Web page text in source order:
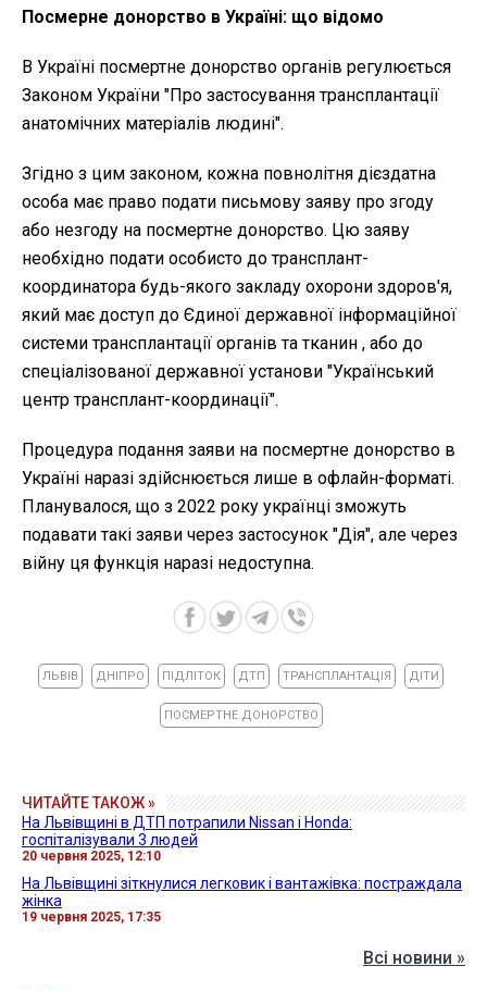
Посмерне донорство в Україні: що відомо
В Україні посмертне донорство органів регулюється
Законом України "Про застосування трансплантації
анатомічних матеріалів людині".
Згідно з цим законом, кожна повнолітня дієздатна
особа має право подати письмову заяву про згоду
або незгоду на посмертне донорство. Цю заяву
необхідно подати особисто до трансплант-
координатора будь-якого закладу охорони здоров'я,
який має доступ до Єдиної державної інформаційної
системи трансплантації органів та тканин , або до
спеціалізованої державної установи "Український
центр трансплант-координації".
Процедура подання заяви на посмертне донорство в
Україні наразі здійснюється лише в офлайн-форматі.
Планувалося, що з 2022 року українці зможуть
подавати такі заяви через застосунок "Дія", але через
війну ця функція наразі недоступна.
ЛЬВІВ ДНІПРО ПІДЛІТОК ДТП ТРАНСПЛАНТАЦІЯ ДІТИ
ПОСМЕРТНЕ ДОНОРСТВО
ЧИТАЙТЕ ТАКОЖ »
На Львівщині в ДТП потрапили Nissan і Honda:
госпіталізували 3 людей
20 червня 2025, 12:10
На Львівщині зіткнулися легковик і вантажівка: постраждала
жінка
19 червня 2025, 17:35
Всі новини »